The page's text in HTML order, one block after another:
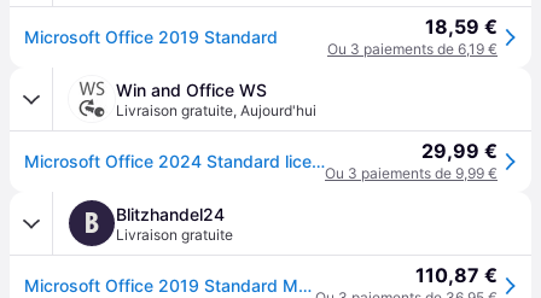
Microsoft Office 2019 Standard 18,59 €
Ou 3 paiements de 6,19 €
Win and Office WS
Livraison gratuite, Aujourd'hui
Microsoft Office 2024 Standard license pour 3 PCs - Support en Ligne Gratuit 29,99 €
Ou 3 paiements de 9,99 €
B Blitzhandel24
Livraison gratuite
Microsoft Office 2019 Standard MAC 110,87 €